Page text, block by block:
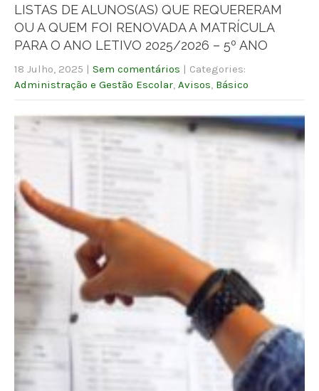
LISTAS DE ALUNOS(AS) QUE REQUERERAM
OU A QUEM FOI RENOVADA A MATRÍCULA
PARA O ANO LETIVO 2025/2026 – 5º ANO
18 Julho, 2025 | Sem comentários | Categories:
Administração e Gestão Escolar, Avisos, Básico